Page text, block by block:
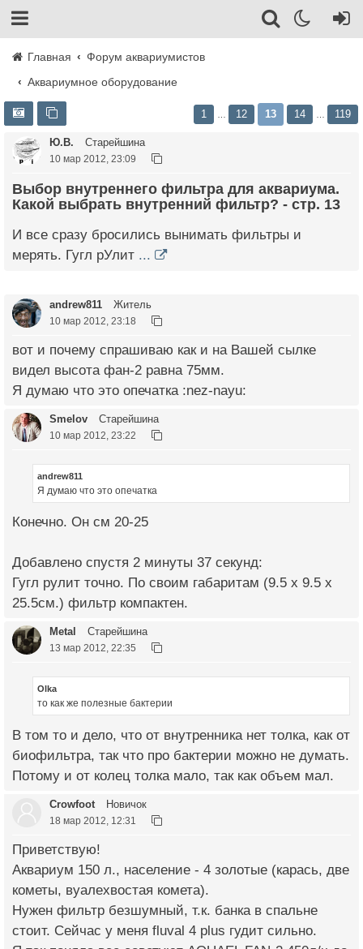
Главная
Форум аквариумистов
Аквариумное оборудование
1 12 13 14 119
Ю.В. Старейшина
10 мар 2012, 23:09
Выбор внутреннего фильтра для аквариума.
Какой выбрать внутренний фильтр? - стр. 13
И все сразу бросились вынимать фильтры и
мерять. Гугл рУлит ...
andrew811 Житель
10 мар 2012, 23:18
вот и почему спрашиваю как и на Вашей сылке
видел высота фан-2 равна 75мм.
Я думаю что это опечатка :nez-nayu:
Smelov Старейшина
10 мар 2012, 23:22
andrew811
Я думаю что это опечатка
Конечно. Он см 20-25
Добавлено спустя 2 минуты 37 секунд:
Гугл рулит точно. По своим габаритам (9.5 х 9.5 х
25.5см.) фильтр компактен.
Metal Старейшина
13 мар 2012, 22:35
Olka
то как же полезные бактерии
В том то и дело, что от внутренника нет толка, как от
биофильтра, так что про бактерии можно не думать.
Потому и от колец толка мало, так как объем мал.
Crowfoot Новичок
18 мар 2012, 12:31
Приветствую!
Аквариум 150 л., население - 4 золотые (карась, две
кометы, вуалехвостая комета).
Нужен фильтр безшумный, т.к. банка в спальне
стоит. Сейчас у меня fluval 4 plus гудит сильно.